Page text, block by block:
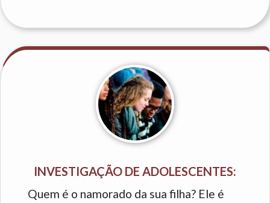
INVESTIGAÇÃO DE ADOLESCENTES:
Quem é o namorado da sua filha? Ele é